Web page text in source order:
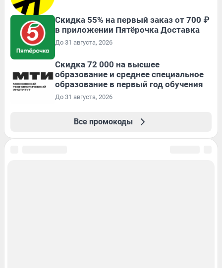
Скидка 55% на первый заказ от 700 ₽
в приложении Пятёрочка Доставка
До 31 августа, 2026
Скидка 72 000 на высшее
образование и среднее специальное
образование в первый год обучения
До 31 августа, 2026
Все промокоды